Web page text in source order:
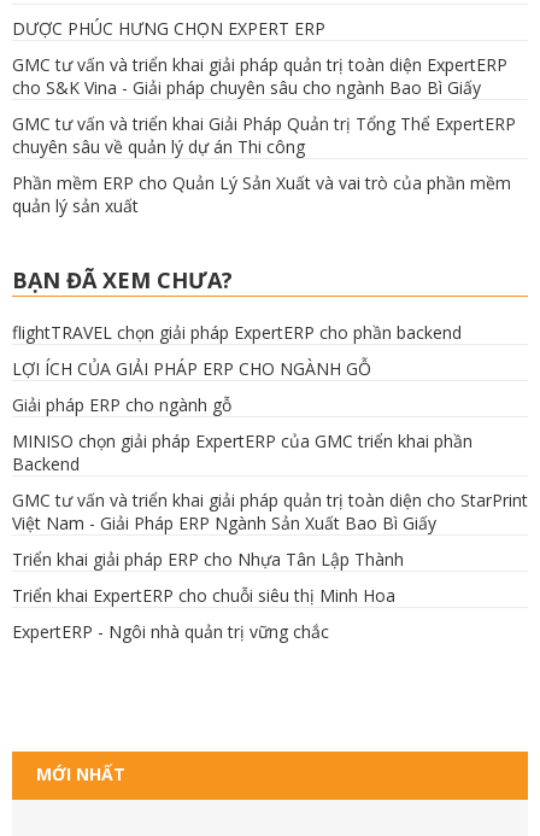
DƯỢC PHÚC HƯNG CHỌN EXPERT ERP
GMC tư vấn và triển khai giải pháp quản trị toàn diện ExpertERP
cho S&K Vina - Giải pháp chuyên sâu cho ngành Bao Bì Giấy
GMC tư vấn và triển khai Giải Pháp Quản trị Tổng Thể ExpertERP
chuyên sâu về quản lý dự án Thi công
Phần mềm ERP cho Quản Lý Sản Xuất và vai trò của phần mềm
quản lý sản xuất
BẠN ĐÃ XEM CHƯA?
flightTRAVEL chọn giải pháp ExpertERP cho phần backend
LỢI ÍCH CỦA GIẢI PHÁP ERP CHO NGÀNH GỖ
Giải pháp ERP cho ngành gỗ
MINISO chọn giải pháp ExpertERP của GMC triển khai phần
Backend
GMC tư vấn và triển khai giải pháp quản trị toàn diện cho StarPrint
Việt Nam - Giải Pháp ERP Ngành Sản Xuất Bao Bì Giấy
Triển khai giải pháp ERP cho Nhựa Tân Lập Thành
Triển khai ExpertERP cho chuỗi siêu thị Minh Hoa
ExpertERP - Ngôi nhà quản trị vững chắc
MỚI NHẤT